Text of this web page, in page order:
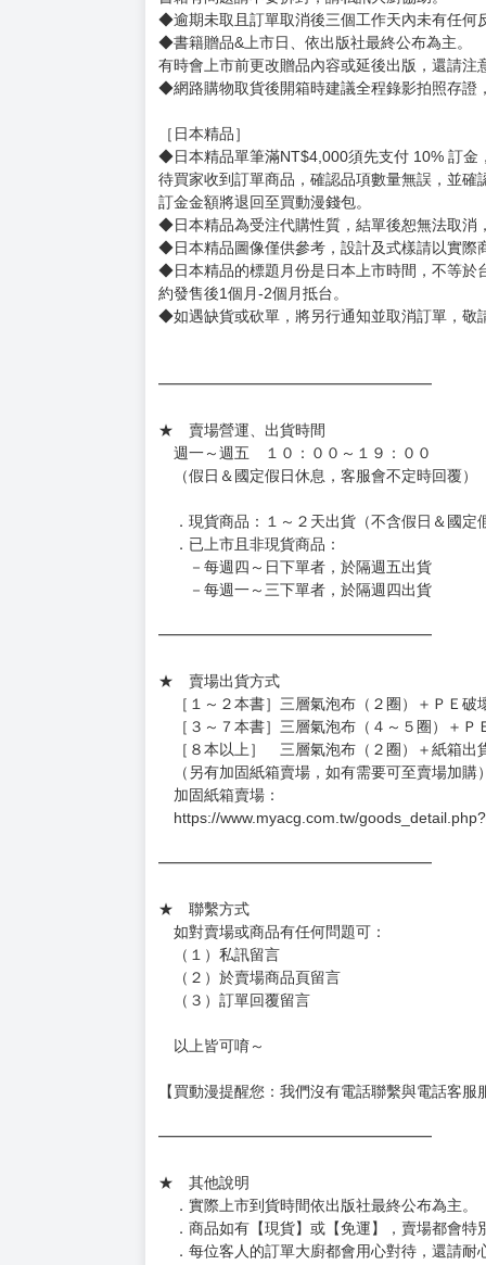
［一般商品］
◆有任何問題請聯繫客服。
用評價溝通者，日後將不再提供購書服務，請另
◆不同月份商品可一起結帳，等訂單內所有商品
◆預購商品皆無現貨，商品圖為示意圖，請以實
◆商品如有缺件、瑕疵，請務必取貨3日內留言
◆書籍拆封無法更換及退貨(內頁印刷瑕疵例外)
書籍有問題請不要拆封，請私訊大廚協助。
◆逾期未取且訂單取消後三個工作天內未有任何
◆書籍贈品&上市日、依出版社最終公布為主。
有時會上市前更改贈品內容或延後出版，還請注
◆網路購物取貨後開箱時建議全程錄影拍照存證
訂金金額將退回至買動漫錢包。
◆日本精品為受注代購性質，結單後恕無法取消
◆日本精品圖像僅供參考，設計及式樣請以實際
約發售後1個月-2個月抵台。
◆如遇缺貨或砍單，將另行通知並取消訂單，敬
週一～週五 １０：００～１９：００
（假日＆國定假日休息，客服會不定時回覆）
．現貨商品：１～２天出貨（不含假日＆國定
．已上市且非現貨商品：
－每週四～日下單者，於隔週五出貨
－每週一～三下單者，於隔週四出貨
★ 賣場出貨方式
［１～２本書］三層氣泡布（２圈）＋ＰＥ破
［３～７本書］三層氣泡布（４～５圈）＋Ｐ
［８本以上］ 三層氣泡布（２圈）＋紙箱出貨
（另有加固紙箱賣場，如有需要可至賣場加購）
https://www.myacg.com.tw/
━━━━━━━━━━━━━━━━━━
（１）私訊留言
（２）於賣場商品頁留言
（３）訂單回覆留言